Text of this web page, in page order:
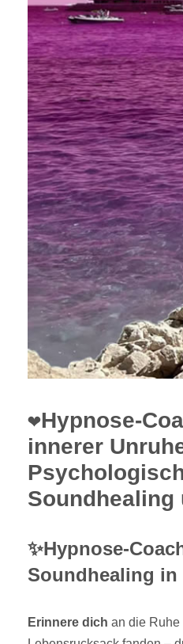
❤️Hypnose-
innerer
Soundhealing
✨Hypnose-
Soundhealing in
Erinnere dich an die Ruhe